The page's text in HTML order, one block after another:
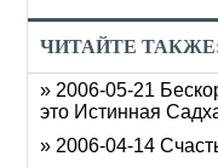
ЧИТАЙТЕ
» 2006-05-21
это Истинная
» 2006-04-14